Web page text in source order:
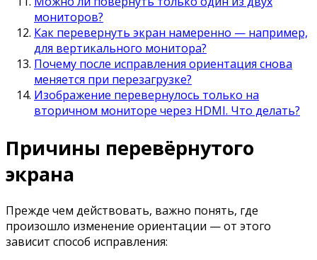
мониторов?
Как перевернуть экран намеренно — например,
для вертикального монитора?
Почему после исправления ориентация снова
меняется при перезагрузке?
Изображение перевернулось только на
вторичном мониторе через HDMI. Что делать?
Причины перевёрнутого
экрана
Прежде чем действовать, важно понять, где
произошло изменение ориентации — от этого
зависит способ исправления: